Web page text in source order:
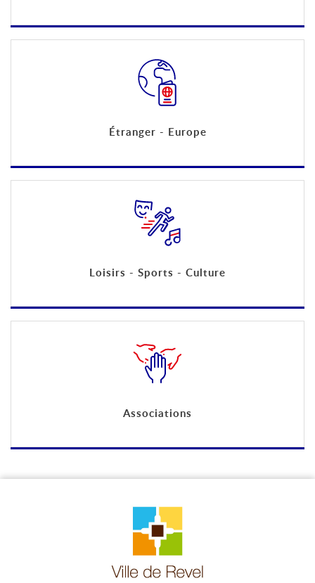
Étranger - Europe
Loisirs - Sports - Culture
Associations